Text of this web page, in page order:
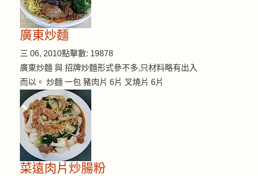
廣東炒麵
三 06, 2010點擊數: 19878
廣東炒麵 與 招牌炒麵形式參不多,只材料略有出入
而以。 炒麵 一包 豬肉片 6片 叉燒片 6片
菜遠肉片炒腸粉